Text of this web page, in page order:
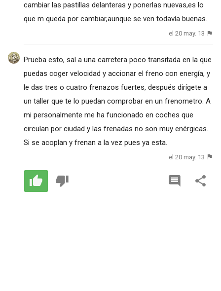
cambiar las pastillas delanteras y ponerlas nuevas,es lo
que m queda por cambiar,aunque se ven todavía buenas.
el 20 may. 13
Prueba esto, sal a una carretera poco transitada en la que
puedas coger velocidad y accionar el freno con energía, y
le das tres o cuatro frenazos fuertes, después dirígete a
un taller que te lo puedan comprobar en un frenometro. A
mi personalmente me ha funcionado en coches que
circulan por ciudad y las frenadas no son muy enérgicas.
Si se acoplan y frenan a la vez pues ya esta.
el 20 may. 13